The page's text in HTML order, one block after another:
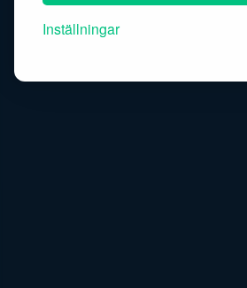
Inställningar